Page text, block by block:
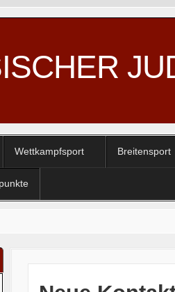
Wettkampfsport Breitensport